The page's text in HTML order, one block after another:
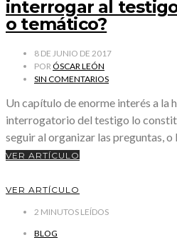
interrogar al
o temático?
8 DE JUNIO DE 2017
PORÓSCAR LEÓN
SIN COMENTARIOS
Un capítulo de enorme interés a la
interrogatorio del testigo lo
seguir al organizar las preguntas, o
VER ARTÍCULO
VER ARTÍCULO
2 MINUTOS LEÍDOS
BLOG